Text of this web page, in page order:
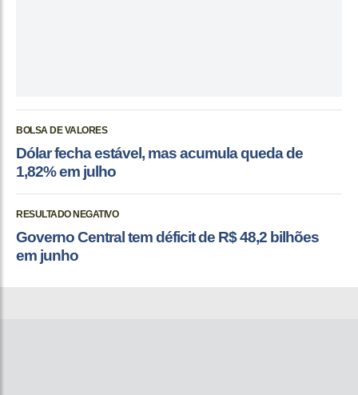
BOLSA DE VALORES
Dólar fecha estável, mas acumula queda de
1,82% em julho
RESULTADO NEGATIVO
Governo Central tem déficit de R$ 48,2 bilhões
em junho